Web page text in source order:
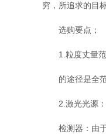
穷，所追求的目
选购要点；
1.粒度丈量范
的途径是全范
2.激光光源：
检测器：由于